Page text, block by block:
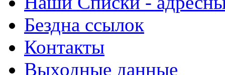
Бездна ссылок
Контакты
Выходные данные